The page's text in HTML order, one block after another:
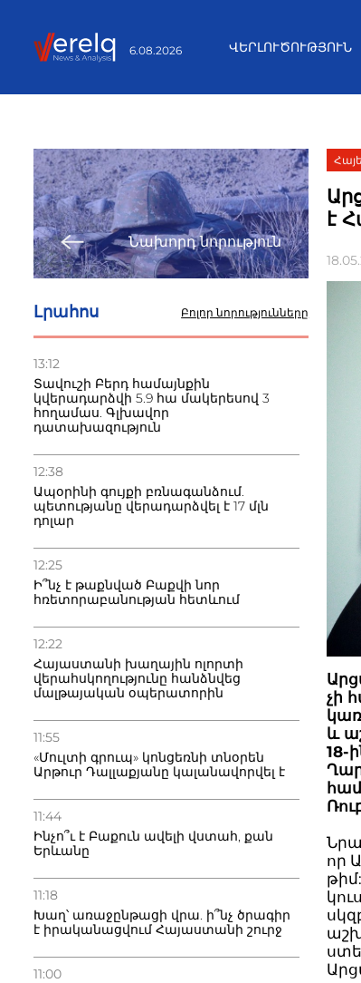
6.08.2026 ՎԵՐԼՈՒԾՈՒԹՅՈՒՆ
Նախորդ նորություն
Լրահոս Բոլոր նորությունները
13:12
Տավուշի Բերդ համայնքին
կվերադարձվի 5.9 հա մակերեսով 3
հողամաս. Գլխավոր
դատախազություն
12:38
Ապօրինի գույքի բռնագանձում.
պետությանը վերադարձվել է 17 մլն
դոլար
12:25
Ի՞նչ է թաքնված Բաքվի նոր
հռետորաբանության հետևում
12:22
Հայաստանի խաղային ոլորտի
վերահսկողությունը հանձնվեց
մալթայական օպերատորին
11:55
«Մուլտի գրուպ» կոնցեռնի տնօրեն
Արթուր Դալլաքյանը կալանավորվել է
11:44
Ինչո՞ւ է Բաքուն ավելի վստահ, քան
Երևանը
11:18
Խաղ՝ առաջընթացի վրա. ի՞նչ ծրագիր
է իրականացվում Հայաստանի շուրջ
11:00
է
չի
և
18-
որ